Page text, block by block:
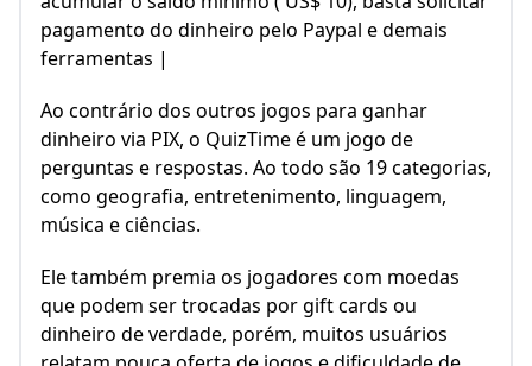
pagamento do dinheiro pelo Paypal e demais
ferramentas |
Ao contrário dos outros jogos para ganhar
dinheiro via PIX, o QuizTime é um jogo de
perguntas e respostas. Ao todo são 19 categorias,
como geografia, entretenimento, linguagem,
música e ciências.
Ele também premia os jogadores com moedas
que podem ser trocadas por gift cards ou
dinheiro de verdade, porém, muitos usuários